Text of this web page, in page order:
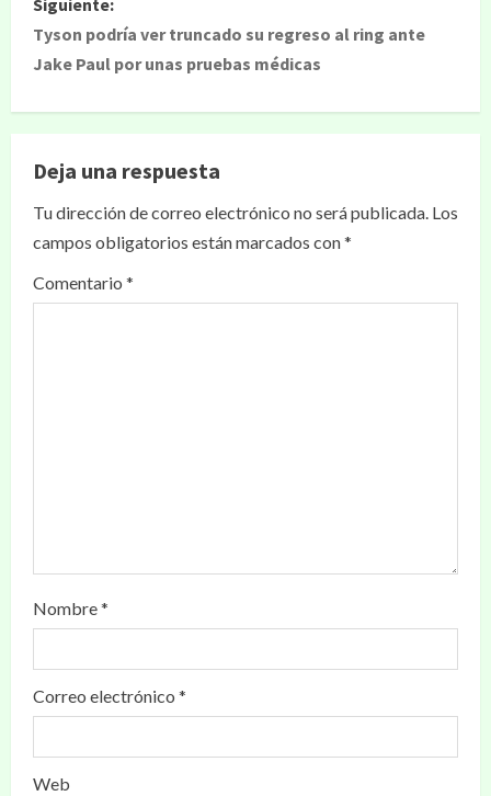
Siguiente:
Tyson podría ver truncado su regreso al ring ante
Jake Paul por unas pruebas médicas
Deja una respuesta
Tu dirección de correo electrónico no será publicada. Los
campos obligatorios están marcados con*
Comentario *
Nombre*
Correo electrónico *
Web